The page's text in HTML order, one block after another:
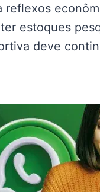
estoques
deve